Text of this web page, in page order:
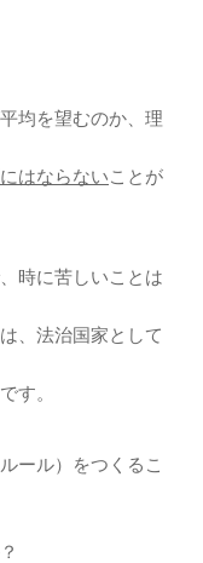
均を望むのか、理
はならないことが
時に苦しいことは
、法治国家として
す。
ール）をつくるこ